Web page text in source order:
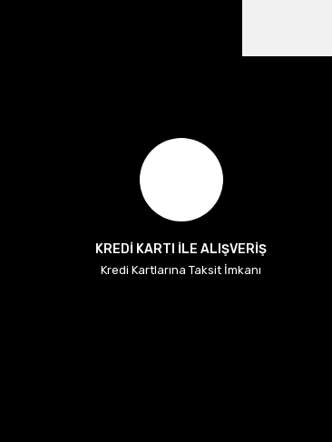
KREDİ KARTI İLE ALIŞVERİŞ
Kredi Kartlarına Taksit İmkanı